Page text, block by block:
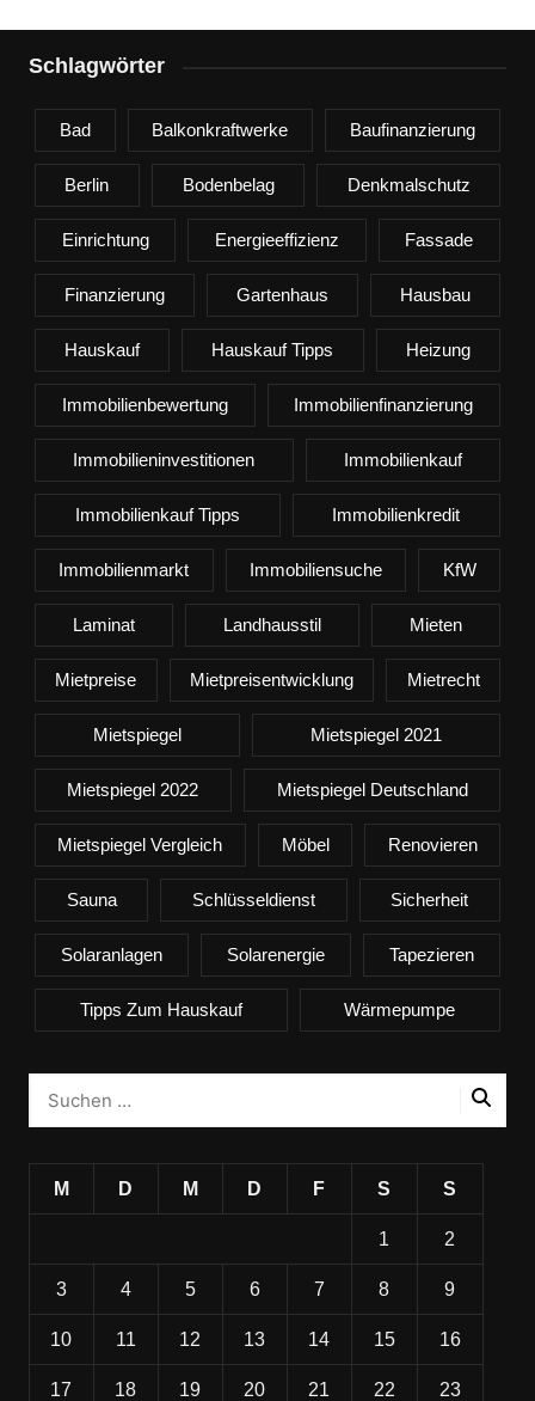
Schlagwörter
Bad Balkonkraftwerke Baufinanzierung
Berlin Bodenbelag Denkmalschutz
Einrichtung Energieeffizienz Fassade
Finanzierung Gartenhaus Hausbau
Hauskauf Hauskauf Tipps Heizung
Immobilienbewertung Immobilienfinanzierung
Immobilieninvestitionen Immobilienkauf
Immobilienkauf Tipps Immobilienkredit
Immobilienmarkt Immobiliensuche KfW
Laminat Landhausstil Mieten
Mietpreise Mietpreisentwicklung Mietrecht
Mietspiegel Mietspiegel 2021
Mietspiegel 2022 Mietspiegel Deutschland
Mietspiegel Vergleich Möbel Renovieren
Sauna Schlüsseldienst Sicherheit
Solaranlagen Solarenergie Tapezieren
Tipps Zum Hauskauf Wärmepumpe
M D M D F S S
1 2
3 4 5 6 7 8 9
10 11 12 13 14 15 16
17 18 19 20 21 22 23